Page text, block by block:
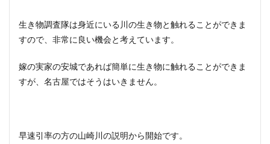
生き物調査隊は身近にいる川の生き物と触れることができま
すので、非常に良い機会と考えています。
嫁の実家の安城であれば簡単に生き物に触れることができま
すが、名古屋ではそうはいきません。
早速引率の方の山崎川の説明から開始です。